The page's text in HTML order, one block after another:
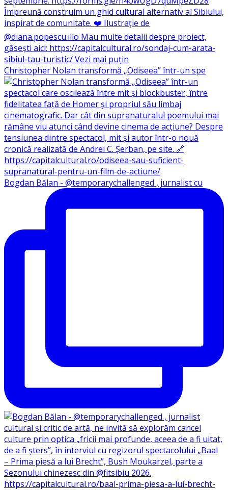
Christopher Nolan transformă „Odiseea” într-un spe
Bogdan Bălan - @temporarychallenged , jurnalist cu